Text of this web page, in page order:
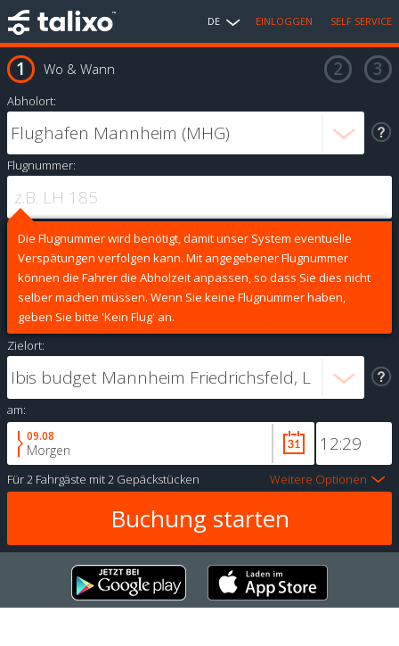
DE EINLOGGEN SELF SERVICE
Wo & Wann
Abholort:
Flugnummer:
Die Flugnummer wird benötigt, damit unser System eventuelle
Verspätungen verfolgen kann. Mit angegebener Flugnummer
können die Fahrer die Abholzeit anpassen, so dass Sie dies nicht
selber machen müssen. Wenn Sie keine Flugnummer haben,
geben Sie bitte 'Kein Flug' an.
Zielort:
am:
09.08
Morgen
Für2 Fahrgäste mit2 Gepäckstücken Weitere Optionen